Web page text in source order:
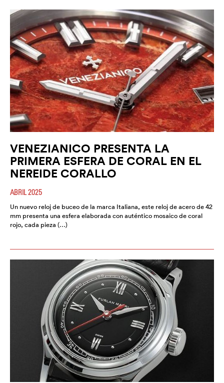
VENEZIANICO PRESENTA LA
PRIMERA ESFERA DE CORAL EN EL
NEREIDE CORALLO
ABRIL 2025
Un nuevo reloj de buceo de la marca Italiana, este reloj de acero de 42
mm presenta una esfera elaborada con auténtico mosaico de coral
rojo, cada pieza (…)